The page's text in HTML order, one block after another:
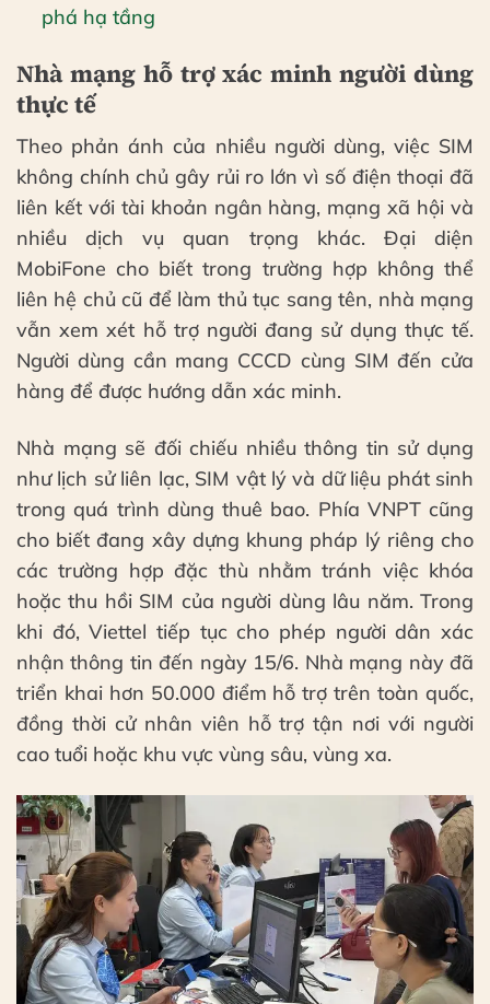
phá hạ tầng
Nhà mạng hỗ trợ xác minh người dùng
thực tế
Theo phản ánh của nhiều người dùng, việc SIM
không chính chủ gây rủi ro lớn vì số điện thoại đã
liên kết với tài khoản ngân hàng, mạng xã hội và
nhiều dịch vụ quan trọng khác. Đại diện
MobiFone cho biết trong trường hợp không thể
liên hệ chủ cũ để làm thủ tục sang tên, nhà mạng
vẫn xem xét hỗ trợ người đang sử dụng thực tế.
Người dùng cần mang CCCD cùng SIM đến cửa
hàng để được hướng dẫn xác minh.
Nhà mạng sẽ đối chiếu nhiều thông tin sử dụng
như lịch sử liên lạc, SIM vật lý và dữ liệu phát sinh
trong quá trình dùng thuê bao. Phía VNPT cũng
cho biết đang xây dựng khung pháp lý riêng cho
các trường hợp đặc thù nhằm tránh việc khóa
hoặc thu hồi SIM của người dùng lâu năm. Trong
khi đó, Viettel tiếp tục cho phép người dân xác
nhận thông tin đến ngày 15/6. Nhà mạng này đã
triển khai hơn 50.000 điểm hỗ trợ trên toàn quốc,
đồng thời cử nhân viên hỗ trợ tận nơi với người
cao tuổi hoặc khu vực vùng sâu, vùng xa.